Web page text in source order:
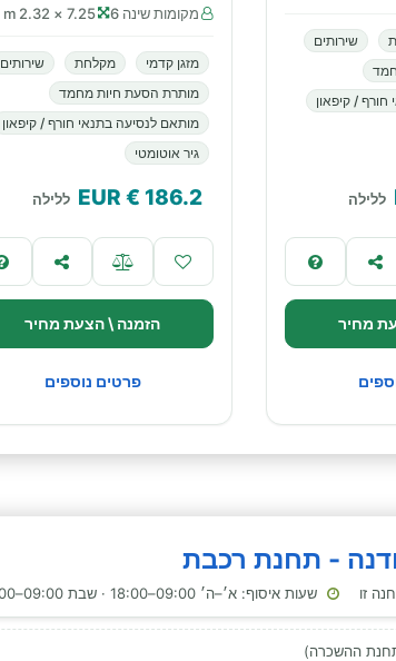
שירותים
/ קיפאון
ללילה
מחיר
מקומות שינה 6 7.25 × 2.32 m
מזגן קדמי מקלחת
שירותים
מותרת הסעת חיות מחמד
מותאם לנסיעה בתנאי חורף / קיפאון
גיר אוטומטי
186.2
€ EUR ללילה
הזמנה \ הצעת מחיר
פרטים נוספים
שעות איסוף: א׳–ה׳ 09:00–18:00 · שבת 09:00–18:00 · ראשון 09:00–18:00
ההשכרה)